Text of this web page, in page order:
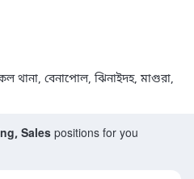
থানা, বেনাপোল, ঝিনাইদহ, মাগুরা,
Sales positions for you